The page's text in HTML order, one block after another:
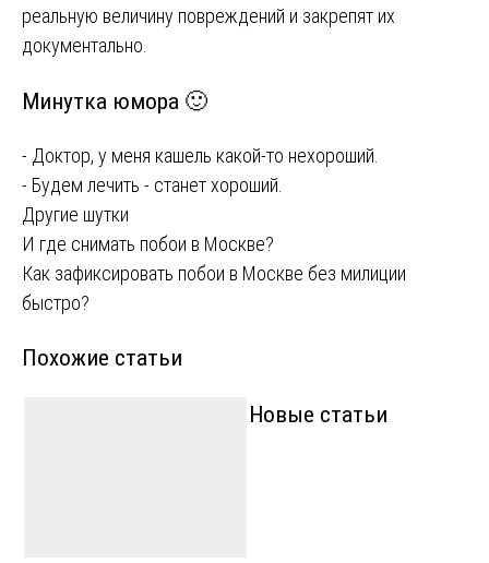
реальную величину повреждений и закрепят их
документально.
Минутка юмора 🙂
- Доктор, у меня кашель какой-то нехороший.
- Будем лечить - станет хороший.
Другие шутки
Навигация
по
И где снимать побои в Москве?
Как зафиксировать побои в Москве без милиции
быстро?
Похожие статьи
Новые статьи